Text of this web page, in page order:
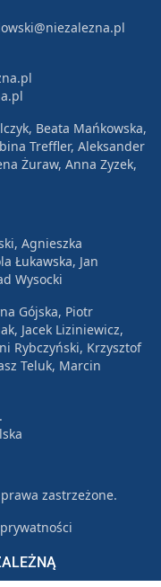
Beata Mańkowska,
Treffler, Aleksander
Żuraw, Anna Zyzek,
Agnieszka
Łukawska, Jan
Wysocki
Gójska, Piotr
Jacek Liziniewicz,
Rybczyński, Krzysztof
Teluk, Marcin
zastrzeżone.